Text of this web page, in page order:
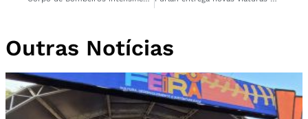
Outras Notícias